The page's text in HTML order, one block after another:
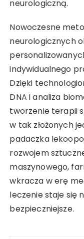
neurologiczną.
Nowoczesne
neurologicznych
indywidualnego
Dzięki
DNA i analiza
tworzenie terapii
w tak złożonych
padaczka
rozwojem
maszynowego,
wkracza w erę
leczenie staje się
bezpieczniejsze.